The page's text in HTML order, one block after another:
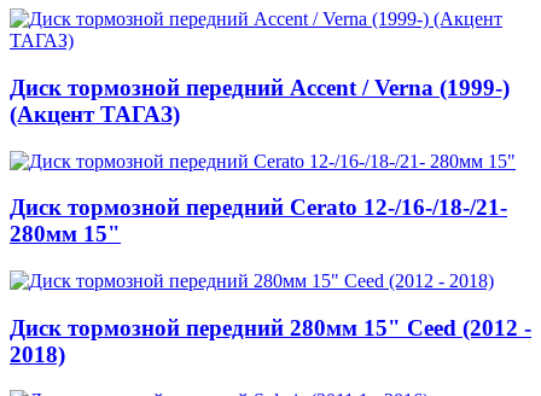
Диск тормозной передний Accent / Verna (1999-)
(Акцент ТАГАЗ)
Диск тормозной передний Cerato 12-/16-/18-/21-
280мм 15"
Диск тормозной передний 280мм 15" Ceed (2012 -
2018)